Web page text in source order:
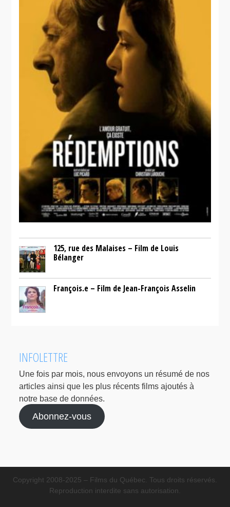
125, rue des Malaises – Film de Louis
Bélanger
François.e – Film de Jean-François Asselin
INFOLETTRE
Une fois par mois, nous envoyons un résumé de nos
articles ainsi que les plus récents films ajoutés à
notre base de données.
Abonnez-vous
Copyright 2008-2025 – Films du Québec. Tous droits réservés.
Reproduction interdite sans autorisation.